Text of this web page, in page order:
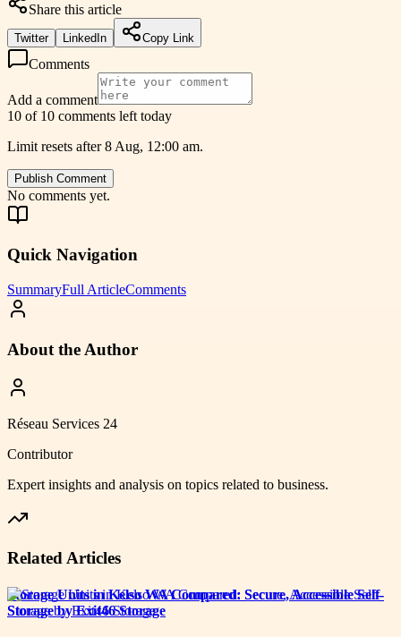
Share this article
Twitter LinkedIn Copy Link
Comments
Add a comment
10 of 10 comments left today
Limit resets after 8 Aug, 12:00 am.
Publish Comment
No comments yet.
Quick Navigation
SummaryFull ArticleComments
About the Author
Réseau Services 24
Contributor
Expert insights and analysis on topics related to business.
Related Articles
Storage Units in Kelso WA Compared: Secure, Accessible Self-
Storage by Exit46 Storage